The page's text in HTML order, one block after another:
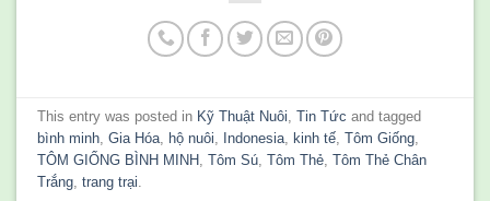
This entry was posted in Kỹ Thuật Nuôi ,Tin Tức and tagged
bình minh ,Gia Hóa hộ nuôi Indonesia ,kinh tế ,Tôm Giống
TÔM GIỐNG BÌNH MINH ,Tôm Sú ,Tôm Thẻ ,Tôm Thẻ Chân
Trắng ,trang trại